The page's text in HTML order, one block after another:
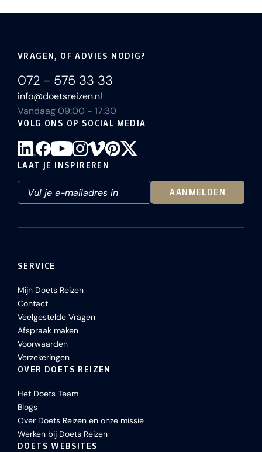
VRAGEN, OF ADVIES NODIG?
072 - 575 33 33
info@doetsreizen.nl
Vandaag 09:00 - 17:30
VOLG ONS OP SOCIAL MEDIA
LAAT JE INSPIREREN
AANMELDEN
SERVICE
Mijn Doets Reizen
Contact
Veelgestelde Vragen
Afspraak maken
Voorwaarden
Verzekeringen
OVER DOETS REIZEN
Het Doets Team
Blogs
Over Doets Reizen en onze missie
Werken bij Doets Reizen
DOETS WEBSITES